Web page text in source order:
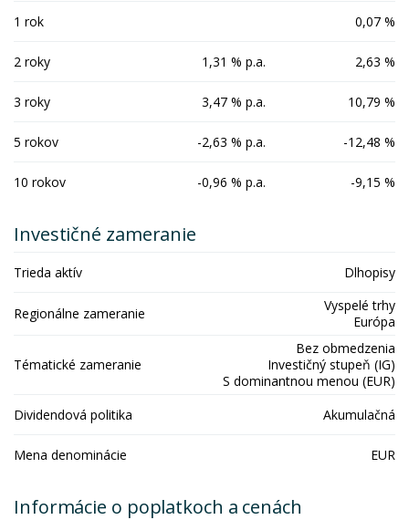
1 rok 0,07 %
2 roky 1,31 % p.a. 2,63 %
3 roky 3,47 % p.a. 10,79 %
5 rokov -2,63 % p.a. -12,48 %
10 rokov -0,96 % p.a. -9,15 %
Investičné zameranie
Trieda aktív Dlhopisy
Regionálne zameranie
Vyspelé trhy
Európa
Tématické zameranie
Bez obmedzenia
Investičný stupeň (IG)
S dominantnou menou (EUR)
Dividendová politika
Akumulačná
Mena denominácie EUR
Informácie o poplatkoch a cenách